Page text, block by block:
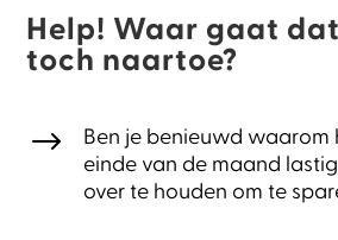
Help! Waar gaat
toch naartoe?
$
Ben je benieuwd waarom
einde van de maand
over te houden om te